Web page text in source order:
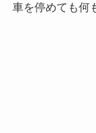
車を停めても何